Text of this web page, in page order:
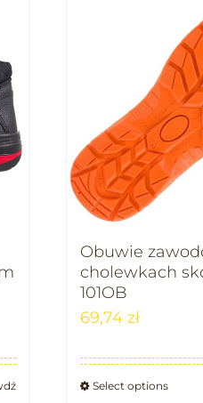
Obuwie
cholewkach
101OB
69,74zł
Select options